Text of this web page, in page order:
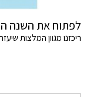
לפתוח את השנה
ריכזנו מגוון המלצות